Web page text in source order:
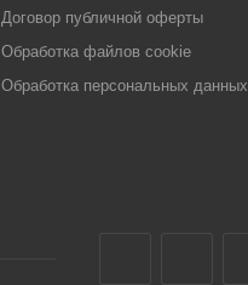
Договор публичной оферты
Обработка файлов cookie
Обработка персональных данных